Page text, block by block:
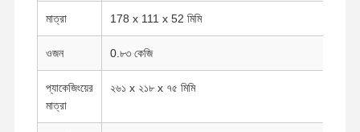
ইন্ডাস্ট্রিয়াল মাদারবোর্ড
ফায়ারওয়াল মাদারবোর্ড
মাত্রা 178 x 111 x 52 মিমি
ওজন 0.৮৩ কেজি
প্যাকেজিংয়ের
মাত্রা
২৬১ x ২১৮ x ৭৫ মিমি